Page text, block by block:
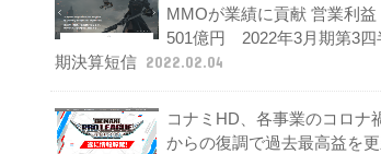
MMOが業績に貢献 営業利益
501億円 2022年3月期第3四
期決算短信 2022.02.04
コナミHD、各事業のコロナ
からの復調で過去最高益を